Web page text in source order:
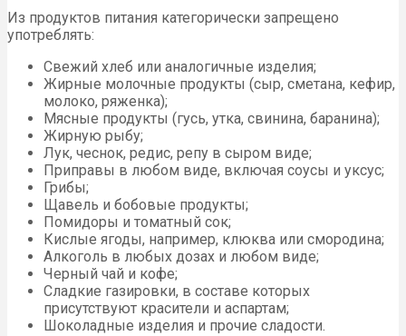
Из продуктов питания категорически запрещено
употреблять:
Свежий хлеб или аналогичные изделия;
Жирные молочные продукты (сыр, сметана, кефир,
молоко, ряженка);
Мясные продукты (гусь, утка, свинина, баранина);
Жирную рыбу;
Лук, чеснок, редис, репу в сыром виде;
Приправы в любом виде, включая соусы и уксус;
Грибы;
Щавель и бобовые продукты;
Помидоры и томатный сок;
Кислые ягоды, например, клюква или смородина;
Алкоголь в любых дозах и любом виде;
Черный чай и кофе;
Сладкие газировки, в составе которых
присутствуют красители и аспартам;
Шоколадные изделия и прочие сладости.